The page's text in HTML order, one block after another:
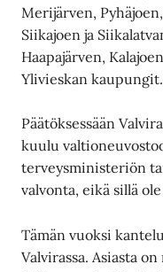
Merijärven,
Siikajoen ja
Haapajärven,
Ylivieskan kaupungit.
Päätöksessään
kuulu
terveysministeriön
valvonta, eikä sillä
Tämän vuoksi
Valvirassa. Asiasta